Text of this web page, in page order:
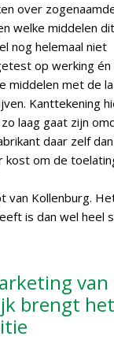
over
welke middelen
nog helemaal niet
op werking én
middelen met de
Kanttekening
laag gaat zijn
daar zelf
kost om de
van Kollenburg.
is dan wel heel
van
brengt